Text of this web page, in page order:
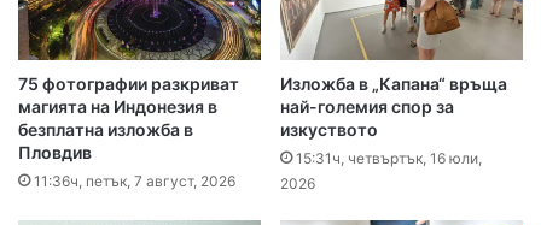
75 фотографии разкриват
магията на Индонезия в
безплатна изложба в
Пловдив
11:36ч, петък, 7 август, 2026
Изложба в „Капана“ връща
най-големия спор за
изкуството
15:31ч, четвъртък, 16 юли,
2026